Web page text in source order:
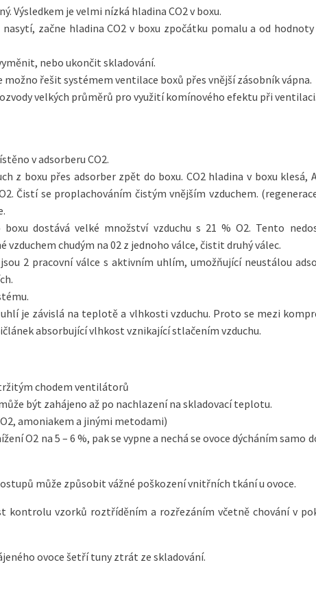
Výsledkem je velmi nízká hladina CO2 v boxu.
nasytí, začne hladina CO2 v boxu zpočátku pomalu a od hodnoty
nebo ukončit skladování.
možno řešit systémem ventilace boxů přes vnější zásobník vápna.
velkých průměrů pro využití komínového efektu při ventilaci.
v adsorberu CO2.
z boxu přes adsorber zpět do boxu. CO2 hladina v boxu klesá,
Čistí se proplachováním čistým vnějším vzduchem.
dostává velké množství vzduchu s 21 % O2. Tento
chudým na 02 z jednoho válce, čistit druhý válec.
2 pracovní válce s aktivním uhlím, umožňující neustálou
je závislá na teplotě a vlhkosti vzduchu. Proto se mezi
absorbující vlhkost vznikající stlačením vzduchu.
chodem ventilátorů
být zahájeno až po nachlazení na skladovací teplotu.
amoniakem a jinými metodami)
O2 na 5 – 6 %, pak se vypne a nechá se ovoce dýcháním samo
může způsobit vážné poškození vnitřních tkání u ovoce.
kontrolu vzorků roztříděním a rozřezáním včetně chování v
ovoce šetří tuny ztrát ze skladování.